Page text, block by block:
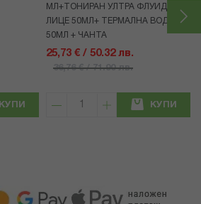
КУПИ
МЛ+ТОНИРАН УЛТРА ФЛУИД ЗА
ЛИЦЕ 50МЛ+ ТЕРМАЛНА ВОДА
50МЛ + ЧАНТА
25,73 € / 50.32 лв.
36,76 € / 71.90 лв.
КУПИ